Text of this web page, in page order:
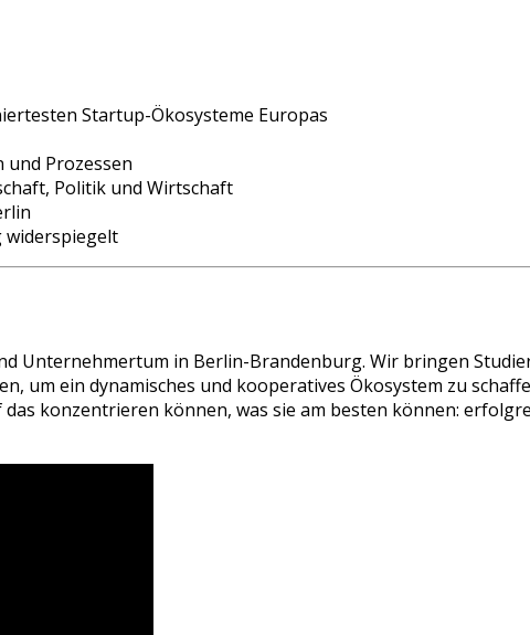
Startup-Ökosysteme Europas
Prozessen
Politik und Wirtschaft
widerspiegelt
Unternehmertum in Berlin-Brandenburg. Wir bringen
um ein dynamisches und kooperatives Ökosystem zu
konzentrieren können, was sie am besten können: